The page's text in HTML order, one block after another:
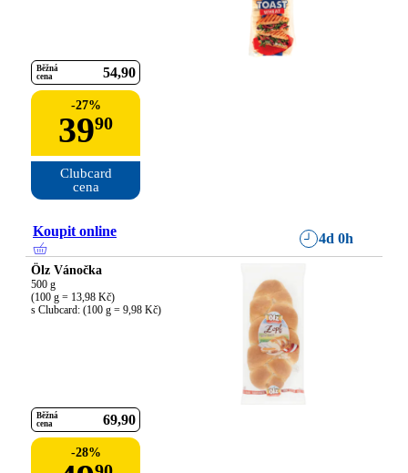
Běžná
cena
54 90
-27%
3990
Clubcard
cena
Koupit online 4d 0h
Ölz Vánočka
500 g
(100 g = 13,98 Kč)
s Clubcard: (100 g = 9,98 Kč)
Běžná
cena
69 90
-28%